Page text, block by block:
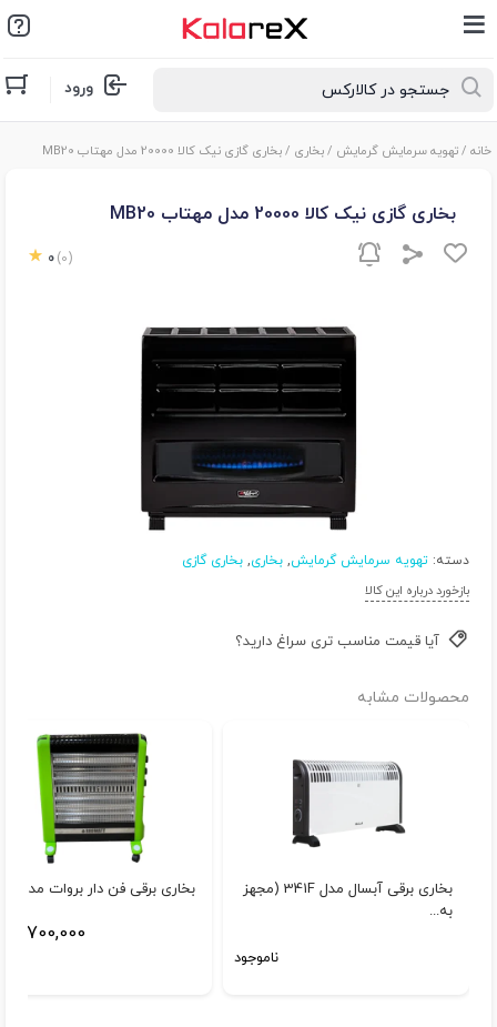
ورود
خانه /تهویه سرمایش گرمایش /بخاری / بخاری گازی نیک کالا 20000 مدل مهتاب MB20
بخاری گازی نیک کالا 20000 مدل مهتاب MB20
0 (0)
دسته: تهویه سرمایش گرمایش, بخاری, بخاری گازی
بازخورد درباره این کالا
آیا قیمت مناسب تری سراغ دارید؟
محصولات مشابه
بخاری برقی آبسال مدل 341F (مجهز
به...
ناموجود
بخاری برقی فن دار بروات مدل BR...
3,700,000